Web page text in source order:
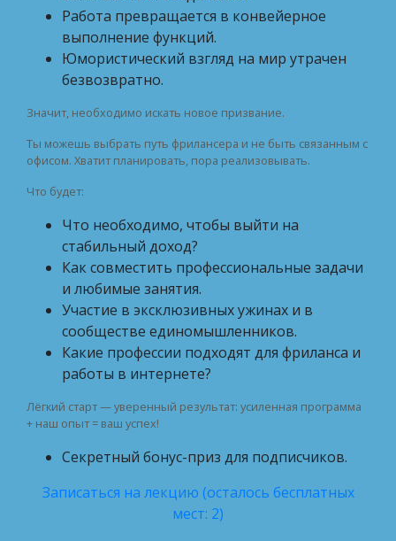
Работа превращается в конвейерное
выполнение функций.
Юмористический взгляд на мир утрачен
безвозвратно.
Значит, необходимо искать новое призвание.
Ты можешь выбрать путь фрилансера и не быть связанным с
офисом. Хватит планировать, пора реализовывать.
Что будет:
Что необходимо, чтобы выйти на
стабильный доход?
Как совместить профессиональные задачи
и любимые занятия.
Участие в эксклюзивных ужинах и в
сообществе единомышленников.
Какие профессии подходят для фриланса и
работы в интернете?
Лёгкий старт — уверенный результат: усиленная программа
+ наш опыт = ваш успех!
Секретный бонус-приз для подписчиков.
Записаться на лекцию (осталось бесплатных
мест: 2)